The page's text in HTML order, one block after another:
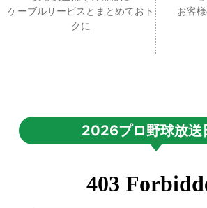
ケーブルサービスとまとめておト
クに
お客
2026プロ野球放送